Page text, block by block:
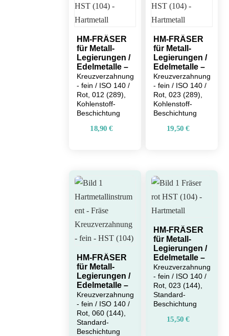
HM-FRÄSER
für Metall-
Legierungen /
Edelmetalle –
Kreuzverzahnung
- fein / ISO 140 /
Rot, 012 (289),
Kohlenstoff-
Beschichtung
18,90€
HM-FRÄSER
für Metall-
Legierungen /
Edelmetalle –
Kreuzverzahnung
- fein / ISO 140 /
Rot, 023 (289),
Kohlenstoff-
Beschichtung
19,50€
HM-FRÄSER
für Metall-
Legierungen /
Edelmetalle –
Kreuzverzahnung
- fein / ISO 140 /
Rot, 060 (144),
Standard-
Beschichtung
HM-FRÄSER
für Metall-
Legierungen /
Edelmetalle –
Kreuzverzahnung
- fein / ISO 140 /
Rot, 023 (144),
Standard-
Beschichtung
15,50€